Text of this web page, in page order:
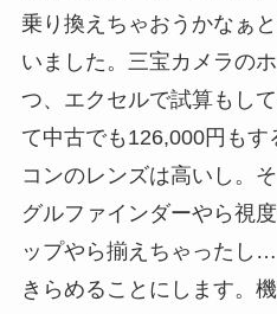
乗り換えちゃおうかなぁ
いました。三宝カメラの
つ、エクセルで試算もし
て中古でも126,000円も
コンのレンズは高いし。
グルファインダーやら視
ップやら揃えちゃった
きらめることにします。